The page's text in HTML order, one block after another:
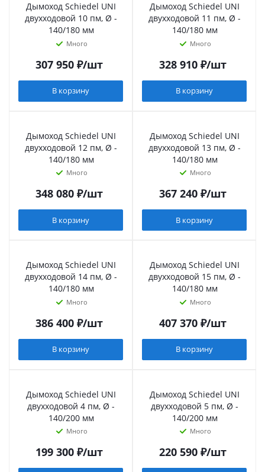
Дымоход Schiedel UNI
двухходовой 10 пм, Ø -
140/180 мм
Много
307 950₽/шт
В корзину
Дымоход Schiedel UNI
двухходовой 11 пм, Ø -
140/180 мм
Много
328 910₽/шт
В корзину
Дымоход Schiedel UNI
двухходовой 12 пм, Ø -
140/180 мм
Много
348 080₽/шт
В корзину
Дымоход Schiedel UNI
двухходовой 13 пм, Ø -
140/180 мм
Много
367 240₽/шт
В корзину
Дымоход Schiedel UNI
двухходовой 14 пм, Ø -
140/180 мм
Много
386 400₽/шт
В корзину
Дымоход Schiedel UNI
двухходовой 15 пм, Ø -
140/180 мм
Много
407 370₽/шт
В корзину
Дымоход Schiedel UNI
двухходовой 4 пм, Ø -
140/200 мм
Много
199 300₽/шт
Дымоход Schiedel UNI
двухходовой 5 пм, Ø -
140/200 мм
Много
220 590₽/шт